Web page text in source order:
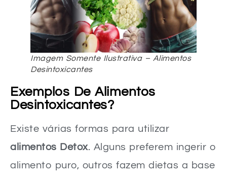
Imagem Somente Ilustrativa – Alimentos
Desintoxicantes
Exemplos De Alimentos
Desintoxicantes?
Existe várias formas para utilizar
alimentos Detox. Alguns preferem ingerir o
alimento puro, outros fazem dietas a base